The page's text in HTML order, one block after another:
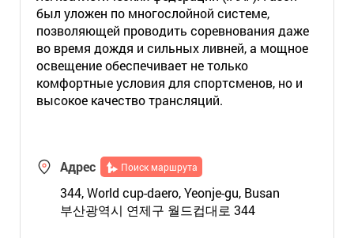
был уложен по многослойной системе,
позволяющей проводить соревнования даже
во время дождя и сильных ливней, а мощное
освещение обеспечивает не только
комфортные условия для спортсменов, но и
высокое качество трансляций.
Адрес Поиск маршрута
344, World cup-daero, Yeonje-gu, Busan
부산광역시 연제구 월드컵대로 344